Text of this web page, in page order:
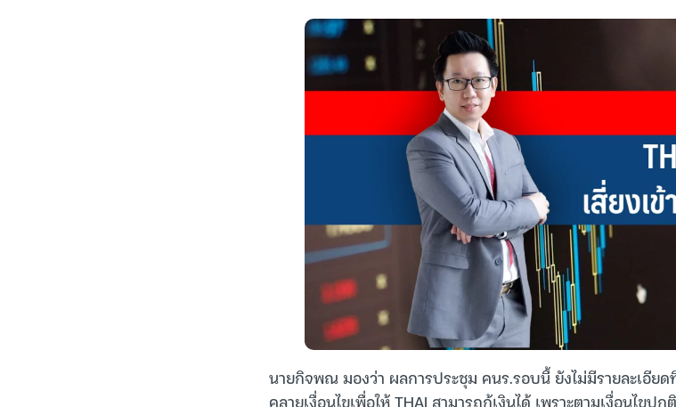
นายกิจพณ มองว่า ผลการประชุม คนร.รอบนี้ ยังไม่มีรายละเอีย
คลายเงื่อนไขเพื่อให้ THAI สามารถกู้เงินได้ เพราะตามเงื่อนไข